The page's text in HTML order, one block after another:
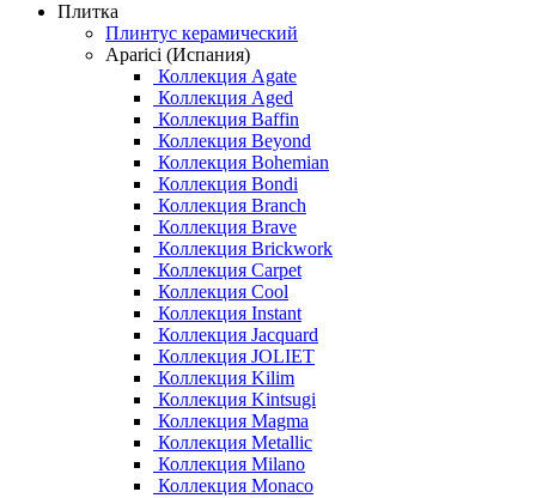
Плитка
Плинтус керамический
Aparici (Испания)
Коллекция Agate
Коллекция Aged
Коллекция Baffin
Коллекция Beyond
Коллекция Bohemian
Коллекция Bondi
Коллекция Branch
Коллекция Brave
Коллекция Brickwork
Коллекция Carpet
Коллекция Cool
Коллекция Instant
Коллекция Jacquard
Коллекция JOLIET
Коллекция Kilim
Коллекция Kintsugi
Коллекция Magma
Коллекция Metallic
Коллекция Milano
Коллекция Monaco